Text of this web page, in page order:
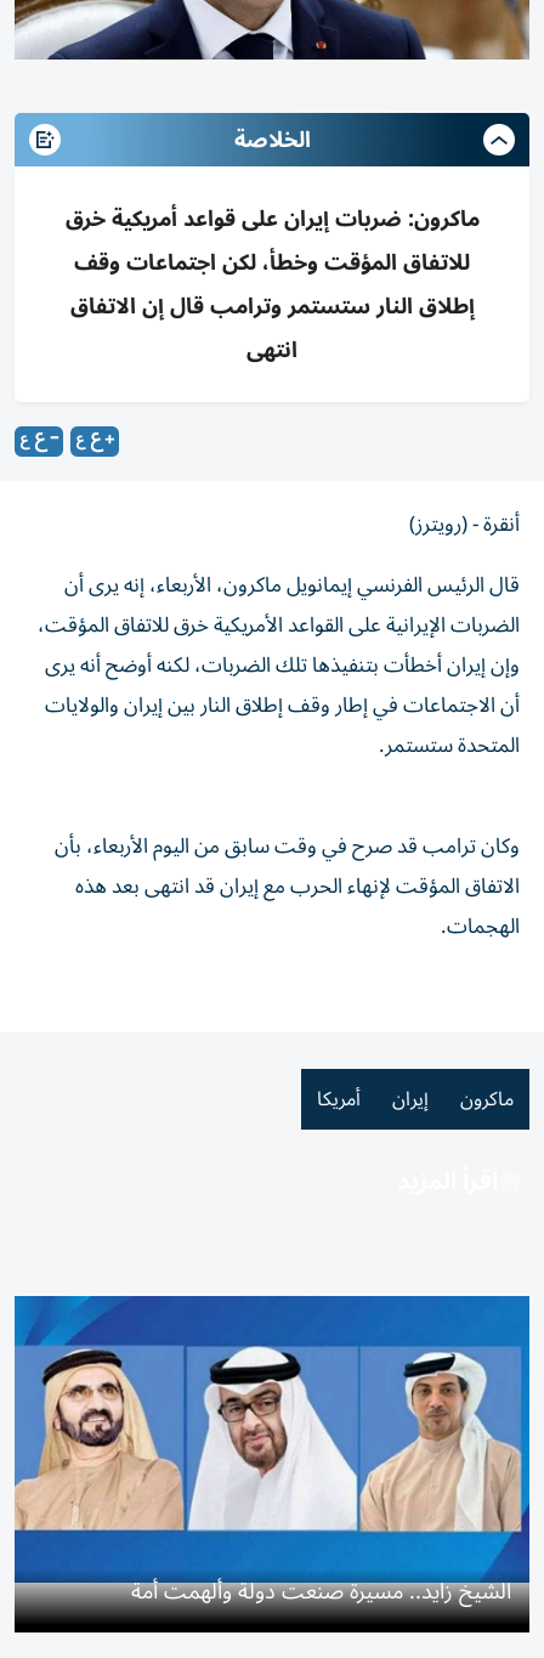
الخلاصة
ماكرون: ضربات إيران على قواعد أمريكية خرق
للاتفاق المؤقت وخطأ، لكن اجتماعات وقف
إطلاق النار ستستمر وترامب قال إن الاتفاق
انتهى
أنقرة - (رويترز)
قال ‌الرئيس الفرنسي إيمانويل ماكرون، ​الأربعاء، إنه ‌يرى أن
‌الضربات الإيرانية على القواعد الأمريكية خرق للاتفاق ⁠المؤقت،
وإن إيران أخطأت بتنفيذها تلك الضربات، لكنه أوضح أنه يرى ​
أن الاجتماعات في ‌إطار وقف إطلاق النار بين إيران ⁠والولايات
المتحدة ستستمر.
وكان ترامب قد ​صرح ‌في وقت ‌سابق من اليوم الأربعاء، بأن
الاتفاق المؤقت ‌لإنهاء ‌الحرب مع ⁠إيران ‌قد انتهى بعد هذه
الهجمات.
ماكرون إيران أمريكا
الشيخ زايد.. مسيرة صنعت دولة وألهمت أمة